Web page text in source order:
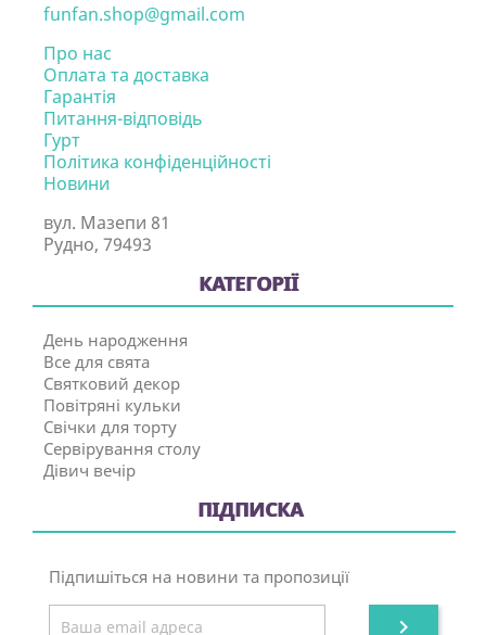
funfan.shop@gmail.com
Про нас
Оплата та доставка
Гарантія
Питання-відповідь
Гурт
Політика конфіденційності
Новини
вул. Мазепи 81
Рудно, 79493
КАТЕГОРІЇ
День народження
Все для свята
Святковий декор
Повітряні кульки
Свічки для торту
Сервірування столу
Дівич вечір
ПІДПИСКА
Підпишіться на новини та пропозиції
